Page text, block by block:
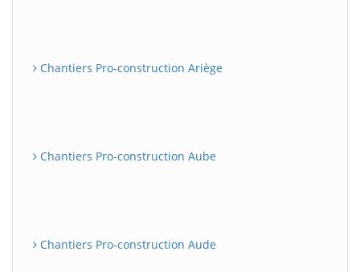
Chantiers Pro-construction Ariège
Chantiers Pro-construction Aube
Chantiers Pro-construction Aude